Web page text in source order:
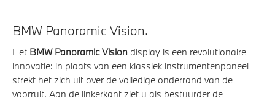
BMW Panoramic Vision.
Het BMW Panoramic Vision display is een revolutionaire
innovatie: in plaats van een klassiek instrumentenpaneel
strekt het zich uit over de volledige onderrand van de
voorruit. Aan de linkerkant ziet u als bestuurder de